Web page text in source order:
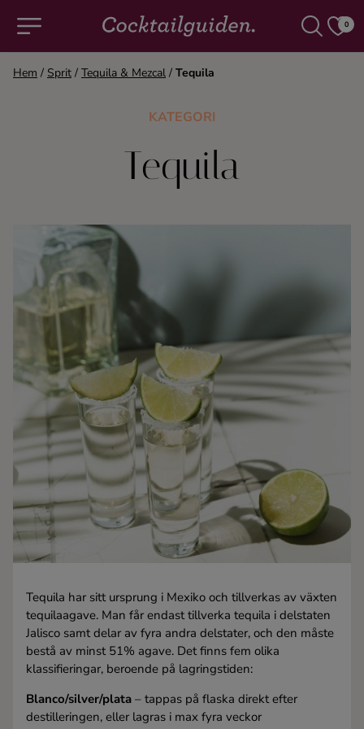
0
Champagne
Cocktails
Kaffe
Konjak
Likör
Rom
Shots
Tequila
Vodka
Whisky
Hem / Sprit / Tequila & Mezcal / Tequila
KATEGORI
Tequila
Tequila har sitt ursprung i Mexiko och tillverkas av växten
tequilaagave. Man får endast tillverka tequila i delstaten
Jalisco samt delar av fyra andra delstater, och den måste
bestå av minst 51% agave. Det finns fem olika
klassifieringar, beroende på lagringstiden:
Blanco/silver/plata – tappas på flaska direkt efter
destilleringen, eller lagras i max fyra veckor